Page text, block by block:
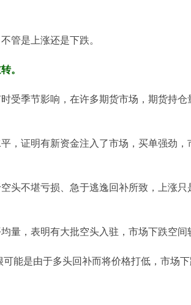
管是上涨还是下跌。
。
受季节影响，在许多期货市场，期货持仓
，证明有新资金注入了市场，买单强劲，
头不堪亏损、急于逃逸回补所致，上涨只
量，表明有大批空头入驻，市场下跌空间
能是由于多头回补而将价格打低，市场